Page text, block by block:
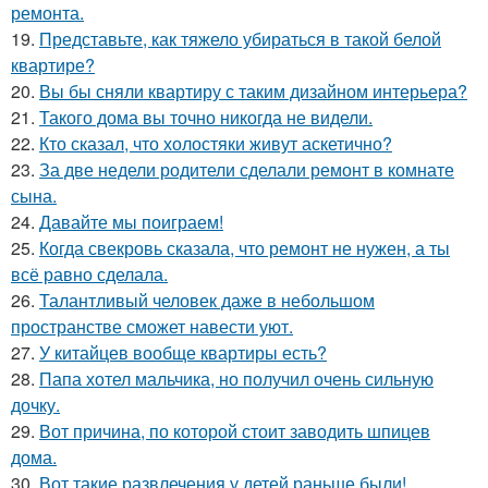
ремонта.
19. Представьте, как тяжело убираться в такой белой
квартире?
20. Вы бы сняли квартиру с таким дизайном интерьера?
21. Такого дома вы точно никогда не видели.
22. Кто сказал, что холостяки живут аскетично?
23. За две недели родители сделали ремонт в комнате
сына.
24. Давайте мы поиграем!
25. Когда свекровь сказала, что ремонт не нужен, а ты
всё равно сделала.
26. Талантливый человек даже в небольшом
пространстве сможет навести уют.
27. У китайцев вообще квартиры есть?
28. Папа хотел мальчика, но получил очень сильную
дочку.
29. Вот причина, по которой стоит заводить шпицев
дома.